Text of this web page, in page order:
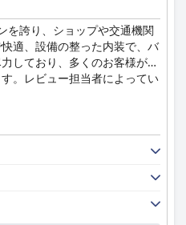
を誇り、ショップや交通機関
適、設備の整った内装で、バ
しており、多くのお客様が彼
。レビュー担当者によってい